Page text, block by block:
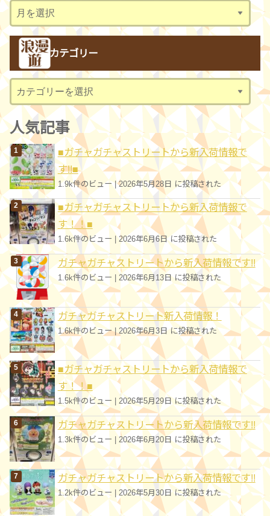
ー
カテゴリー
テ
ゴ
リ
ー
人気記事
■ガチャガチャストリートから新入荷情報で
す!!■
1.9k件のビュー|2026年5月28日 に投稿された
■ガチャガチャストリートから新入荷情報で
す！！■
1.6k件のビュー |2026年6月6日 に投稿された
ガチャガチャストリートから新入荷情報です!!
1.6k件のビュー 2026年6月13日 に投稿された
ガチャガチャストリート新入荷情報！
1.6k件のビュー|2026年6月3日 に投稿された
■ガチャガチャストリートから新入荷情報で
す！！■
1.5k件のビュー 2026年5月29日 に投稿された
ガチャガチャストリートから新入荷情報です!!
1.3k件のビュー 2026年6月20日 に投稿された
ガチャガチャストリートから新入荷情報です!!
1.2k件のビュー 2026年5月30日 に投稿された